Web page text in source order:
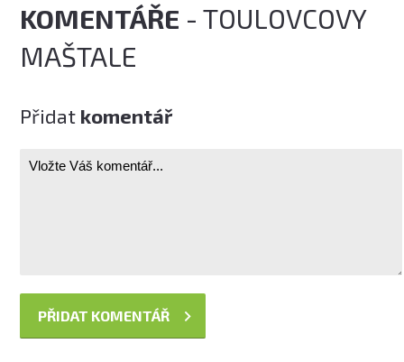
KOMENTÁŘE - TOULOVCOVY
MAŠTALE
Přidat komentář